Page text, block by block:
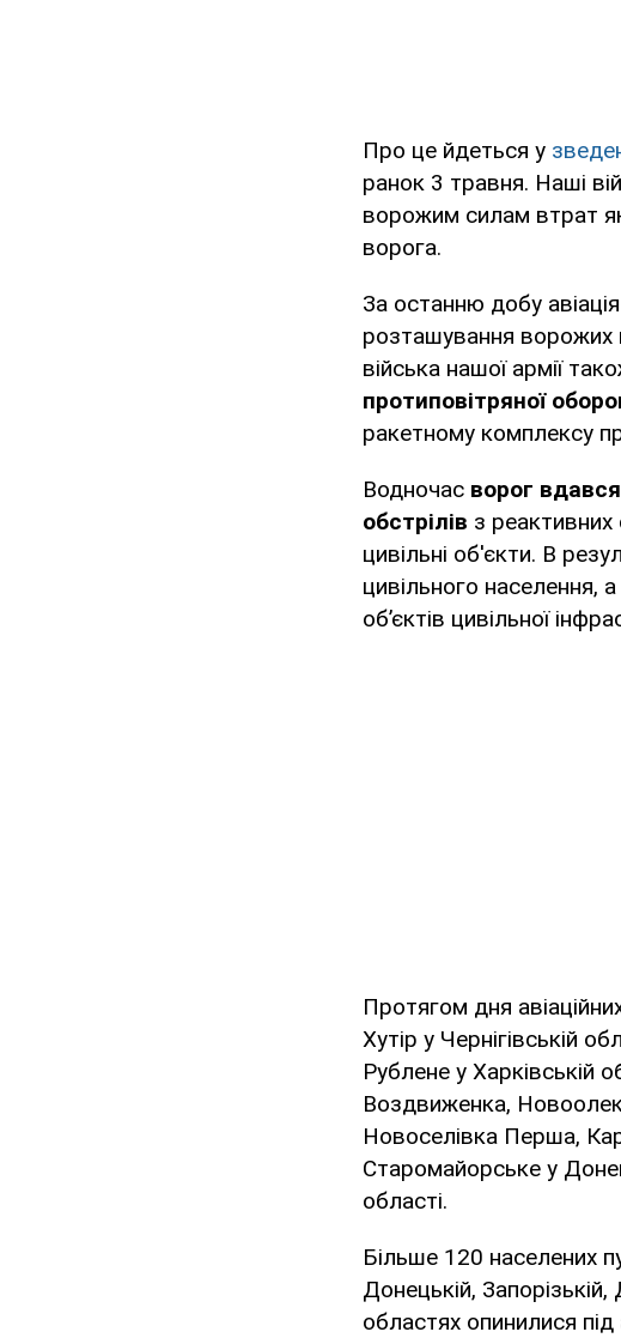
Про це йдеться у
ранок 3 травня. Наші
ворожим силам втрат як
ворога.
За останню добу
розташування ворожих
війська нашої армії
протиповітряної
ракетному комплексу
Водночас ворог
обстрілів з реактивних
цивільні об'єкти. В
цивільного населення,
об’єктів цивільної
Протягом дня
Хутір у Чернігівській
Рублене у Харківській
Воздвиженка,
Новоселівка Перша,
Старомайорське у
області.
Більше 120 населених
Донецькій,
областях опинилися